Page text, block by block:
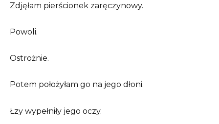
Zdjęłam pierścionek zaręczynowy.
Powoli.
Ostrożnie.
Potem położyłam go na jego dłoni.
Łzy wypełniły jego oczy.